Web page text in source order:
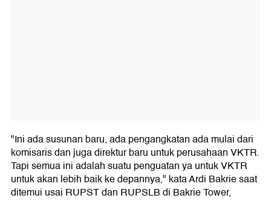
"Ini ada susunan baru, ada pengangkatan ada mulai dari
komisaris dan juga direktur baru untuk perusahaan VKTR.
Tapi semua ini adalah suatu penguatan ya untuk VKTR
untuk akan lebih baik ke depannya," kata Ardi Bakrie saat
ditemui usai RUPST dan RUPSLB di Bakrie Tower,